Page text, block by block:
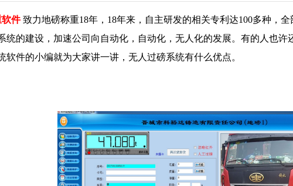
件 致力地磅称重18年，18年来，自主研发的相关专利达100多种，
统的建设，加速公司向自动化，自动化，无人化的发展。有的人也许
软件的小编就为大家讲一讲，无人过磅系统有什么优点。